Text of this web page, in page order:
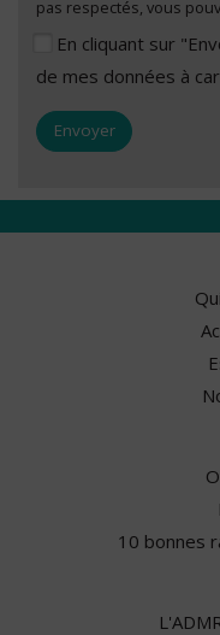
pas respectés, vous
En cliquant sur
de mes données à
10 bonnes